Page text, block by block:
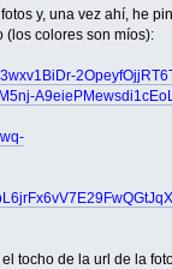
y, una vez ahí, he
(los colores son míos):
tocho de la url de la